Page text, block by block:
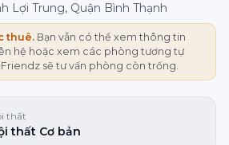
Lợi Trung, Quận Bình Thạnh
thuê. Bạn vẫn có thể xem thông tin
hệ hoặc xem các phòng tương tự
sẽ tư vấn phòng còn trống.
thất
thất Cơ bản